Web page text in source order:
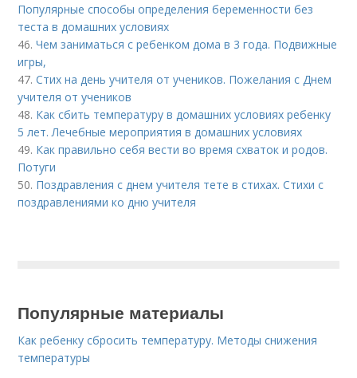
Популярные способы определения беременности без
теста в домашних условиях
46.Чем заниматься с ребенком дома в 3 года. Подвижные
игры,
47.Стих на день учителя от учеников. Пожелания с Днем
учителя от учеников
48. Как сбить температуру в домашних условиях ребенку
5 лет. Лечебные мероприятия в домашних условиях
49. Как правильно себя вести во время схваток и родов.
Потуги
50. Поздравления с днем учителя тете в стихах. Стихи с
поздравлениями ко дню учителя
Популярные материалы
Как ребенку сбросить температуру. Методы снижения
температуры